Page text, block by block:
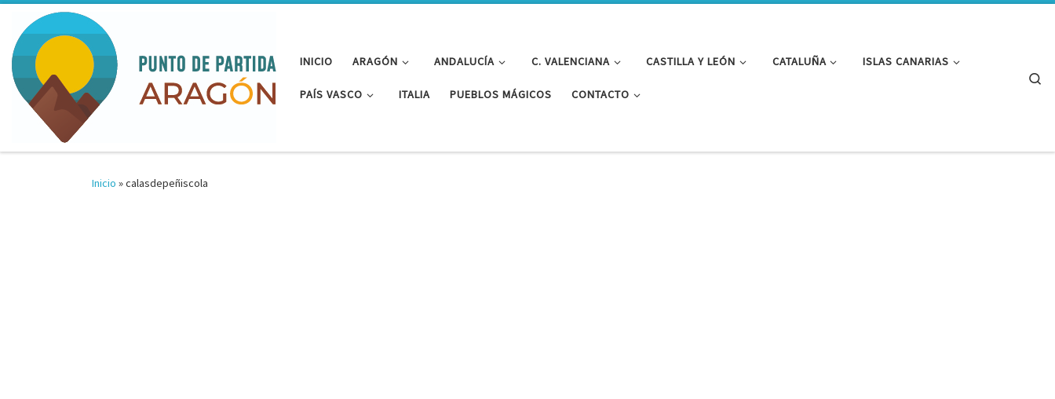
Saltar al contenido
INICIO ARAGÓN ANDALUCÍA C. VALENCIANA CASTILLA Y LEÓN CATALUÑA ISLAS CANARIAS
PAÍS VASCO ITALIA PUEBLOS MÁGICOS CONTACTO
Inicio »calasdepeñiscola